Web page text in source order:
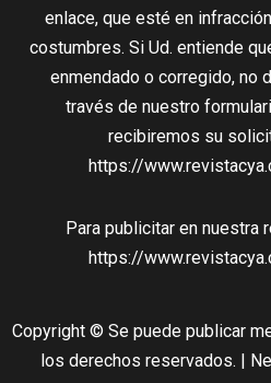
enlace, que esté en
costumbres. Si Ud. entiende
enmendado o corregido, no
través de nuestro
recibiremos su
https://
Para publicitar en nuestra
https://
Copyright © Se puede publicar
los derechos reservados. |